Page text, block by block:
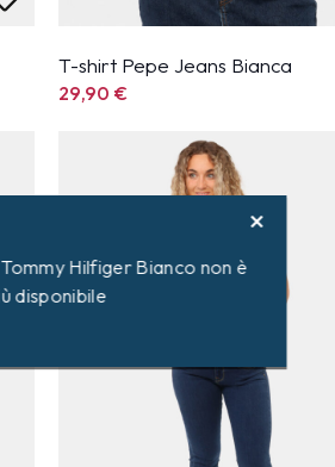
T-shirt Pepe Jeans Bianca
29,90€
Hilfiger Bianco non è
disponibile